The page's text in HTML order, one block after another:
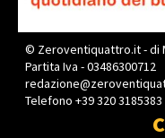
© Zeroventiquattro.it - di
Partita Iva - 03486300712
Telefono +39 320 3185383